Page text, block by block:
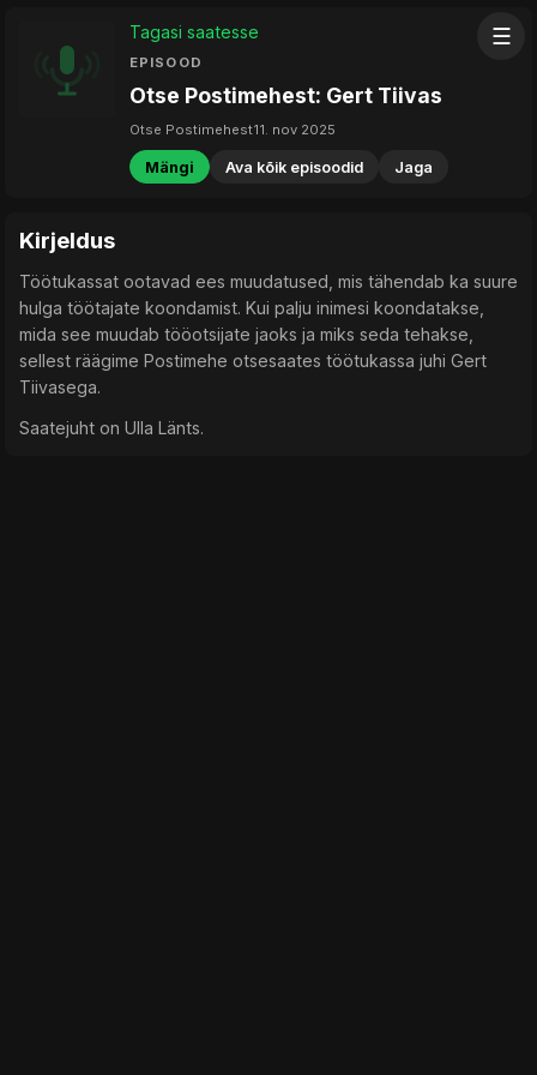
☰
Tagasi saatesse
EPISOOD
Otse Postimehest: Gert Tiivas
Otse Postimehest11. nov 2025
Mängi Ava kõik episoodid Jaga
Kirjeldus
Töötukassat ootavad ees muudatused, mis tähendab ka suure
hulga töötajate koondamist. Kui palju inimesi koondatakse,
mida see muudab tööotsijate jaoks ja miks seda tehakse,
sellest räägime Postimehe otsesaates töötukassa juhi Gert
Tiivasega.
Saatejuht on Ulla Länts.